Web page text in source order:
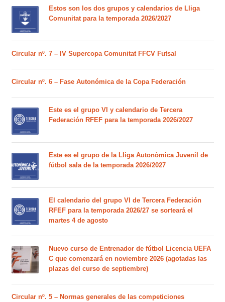
Estos son los dos grupos y calendarios de Lliga
Comunitat para la temporada 2026/2027
Circular nº. 7 – IV Supercopa Comunitat FFCV Futsal
Circular nº. 6 – Fase Autonómica de la Copa Federación
Este es el grupo VI y calendario de Tercera
Federación RFEF para la temporada 2026/2027
Este es el grupo de la Lliga Autonòmica Juvenil de
fútbol sala de la temporada 2026/2027
El calendario del grupo VI de Tercera Federación
RFEF para la temporada 2026/27 se sorteará el
martes 4 de agosto
Nuevo curso de Entrenador de fútbol Licencia UEFA
C que comenzará en noviembre 2026 (agotadas las
plazas del curso de septiembre)
Circular nº. 5 – Normas generales de las competiciones